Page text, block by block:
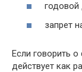
годовой
запрет
Если говорить
действует как